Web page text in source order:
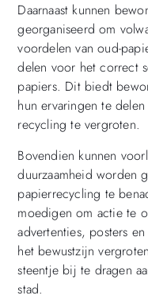
Daarnaast kunnen
georganiseerd om
voordelen van oud-
delen voor het correct
papiers. Dit biedt
hun ervaringen te
recycling te vergroten.
Bovendien kunnen
duurzaamheid worden
papierrecycling te
moedigen om actie te
advertenties, posters
het bewustzijn
steentje bij te dragen
stad.